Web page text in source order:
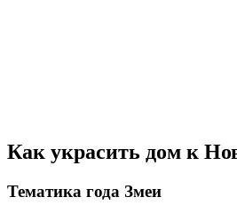
Как украсить дом к
Тематика года Змеи